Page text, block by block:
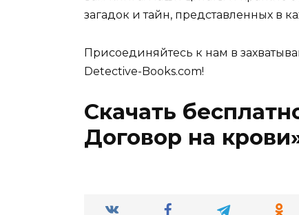
загадок и тайн, представленных в
Присоединяйтесь к нам в
Detective-Books.com!
Скачать
Договор на